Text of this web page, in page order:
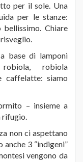
per il sole. Una
per le stanze:
Chiare
base di lamponi
robiola
caffelatte: siamo
– insieme a
rifugio.
non ci aspettano
3 “indigeni”
vengono da